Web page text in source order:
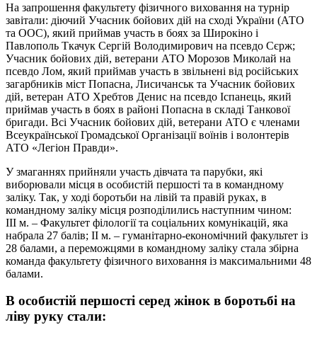
На запрошення факультету фізичного виховання на турнір
завітали: діючий Учасник бойових дій на сході України (АТО
та ООС), який приймав участь в боях за Широкіно і
Павлополь Ткачук Сергій Володимирович на псевдо Сєрж;
Учасник бойових дій, ветерани АТО Морозов Миколай на
псевдо Лом, який приймав участь в звільнені від російських
загарбників міст Попасна, Лисичанськ та Учасник бойових
дій, ветеран АТО Хребтов Денис на псевдо Іспанець, який
приймав участь в боях в районі Попасна в складі Танкової
бригади. Всі Учасник бойових дій, ветерани АТО є членами
Всеукраїнської Громадської Організації воїнів і волонтерів
АТО «Легіон Правди».
У змаганнях прийняли участь дівчата та парубки, які
виборювали місця в особистій першості та в командному
заліку. Так, у ході боротьби на лівій та правій руках, в
командному заліку місця розподілились наступним чином:
ІІІ м. – Факультет філології та соціальних комунікацій, яка
набрала 27 балів; ІІ м. – гуманітарно-економічний факультет із
28 балами, а переможцями в командному заліку стала збірна
команда факультету фізичного виховання із максимальними 48
балами.
В особистій першості серед жінок в боротьбі на
ліву руку стали: